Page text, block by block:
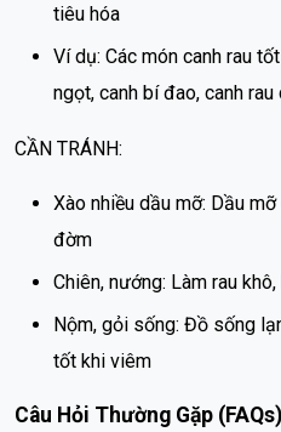
tiêu hóa
Ví dụ: Các món canh rau
ngọt, canh bí đao, canh rau
CẦN TRÁNH:
Xào nhiều dầu mỡ: Dầu
đờm
Chiên, nướng: Làm rau
Nộm, gỏi sống: Đồ sống
tốt khi viêm
Câu Hỏi Thường Gặp (FAQs)